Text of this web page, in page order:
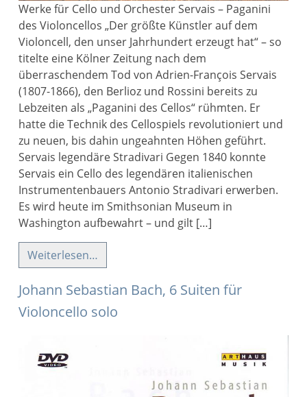
Werke für Cello und Orchester Servais – Paganini
des Violoncellos „Der größte Künstler auf dem
Violoncell, den unser Jahrhundert erzeugt hat“ – so
titelte eine Kölner Zeitung nach dem
überraschendem Tod von Adrien-François Servais
(1807-1866), den Berlioz und Rossini bereits zu
Lebzeiten als „Paganini des Cellos“ rühmten. Er
hatte die Technik des Cellospiels revolutioniert und
zu neuen, bis dahin ungeahnten Höhen geführt.
Servais legendäre Stradivari Gegen 1840 konnte
Servais ein Cello des legendären italienischen
Instrumentenbauers Antonio Stradivari erwerben.
Es wird heute im Smithsonian Museum in
Washington aufbewahrt – und gilt […]
Weiterlesen…
Johann Sebastian Bach, 6 Suiten für
Violoncello solo